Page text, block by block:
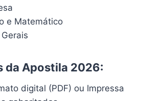
e Matemático
da Apostila 2026:
digital (PDF) ou Impressa